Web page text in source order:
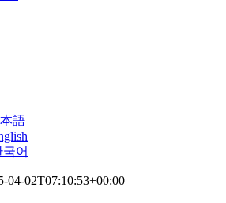
語
어
04-02T07:10:53+00:00